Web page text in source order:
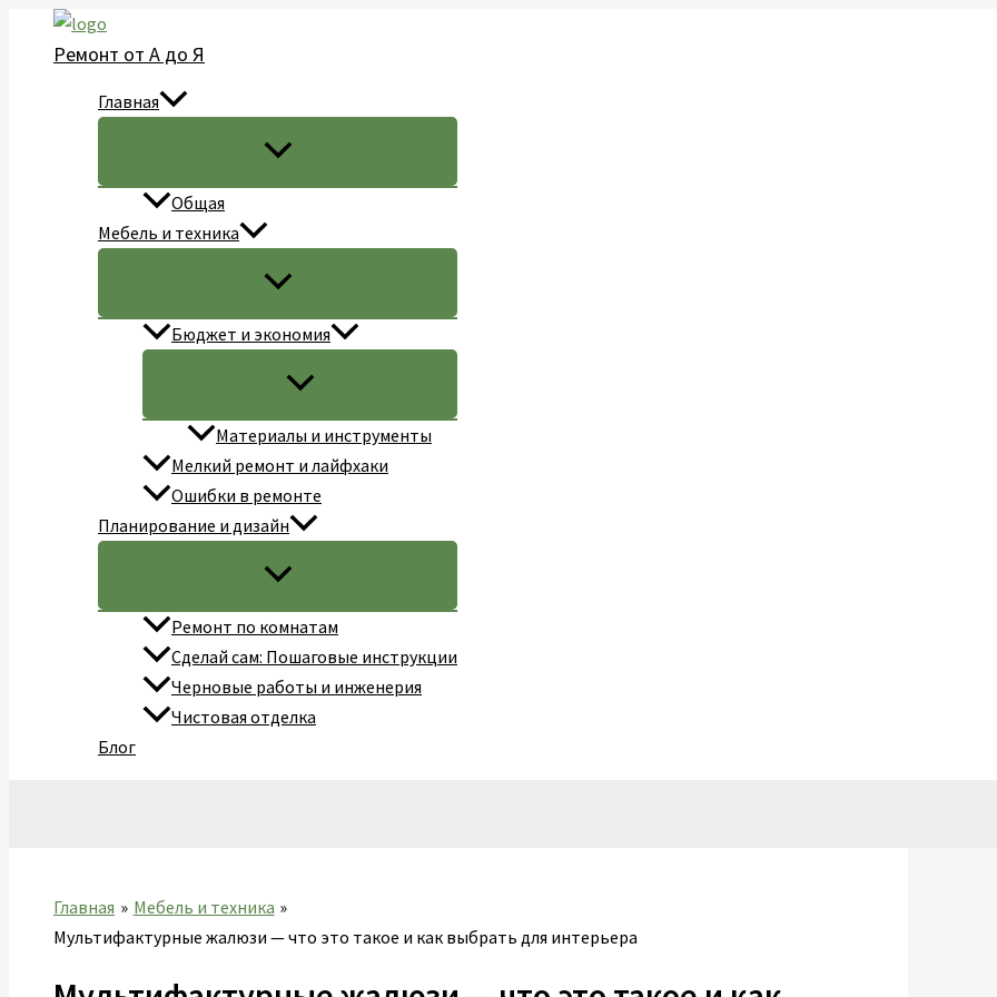
Перейти
Ремонт от А до Я
Главная
Общая
Мебель и техника
Бюджет и экономия
Материалы и инструменты
Мелкий ремонт и лайфхаки
Ошибки в ремонте
Планирование и дизайн
Ремонт по комнатам
Сделай сам: Пошаговые инструкции
Черновые работы и инженерия
Чистовая отделка
Блог
Главная
Мебель и техника
Мультифактурные жалюзи — что это такое и как выбрать для интерьера